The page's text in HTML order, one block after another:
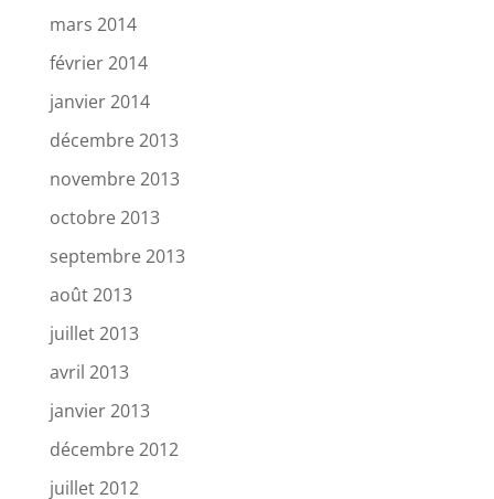
mars 2014
février 2014
janvier 2014
décembre 2013
novembre 2013
octobre 2013
septembre 2013
août 2013
juillet 2013
avril 2013
janvier 2013
décembre 2012
juillet 2012